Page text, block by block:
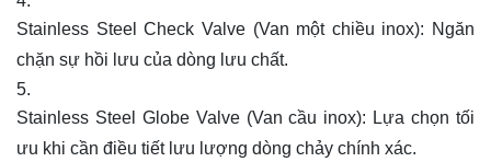
Stainless Steel Check Valve (Van một chiều inox): Ngăn
chặn sự hồi lưu của dòng lưu chất.
Stainless Steel Globe Valve (Van cầu inox): Lựa chọn tối
ưu khi cần điều tiết lưu lượng dòng chảy chính xác.